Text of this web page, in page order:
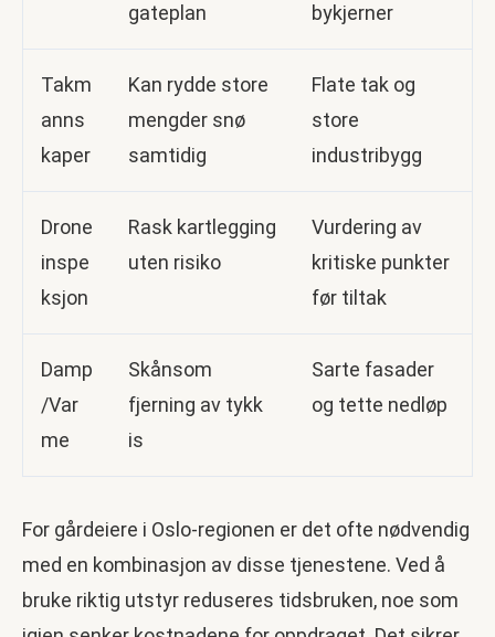
gateplan
bykjerner
Takm
anns
kaper
Kan rydde store
mengder snø
samtidig
Flate tak og
store
industribygg
Drone
inspe
ksjon
Rask kartlegging
uten risiko
Vurdering av
kritiske punkter
før tiltak
Damp
/Var
me
Skånsom
fjerning av tykk
is
Sarte fasader
og tette nedløp
For gårdeiere i Oslo-regionen er det ofte nødvendig
med en kombinasjon av disse tjenestene. Ved å
bruke riktig utstyr reduseres tidsbruken, noe som